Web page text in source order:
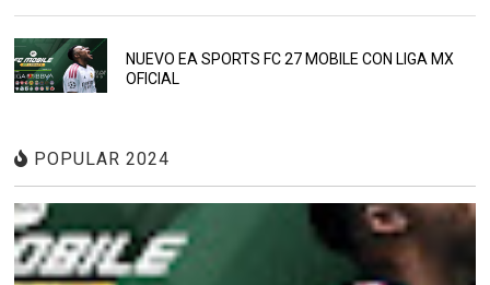
NUEVO EA SPORTS FC 27 MOBILE CON LIGA MX
OFICIAL
POPULAR 2024